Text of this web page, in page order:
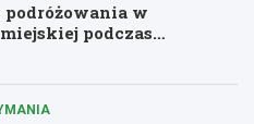
podróżowania w
podczas